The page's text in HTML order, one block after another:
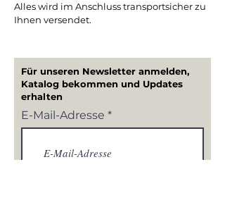
Alles wird im Anschluss transportsicher zu
Ihnen versendet.
Für unseren Newsletter anmelden,
Katalog bekommen und Updates
erhalten
E-Mail-Adresse